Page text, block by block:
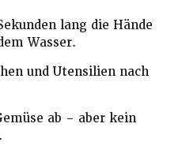
lang die Hände
Wasser.
und Utensilien nach
ab – aber kein